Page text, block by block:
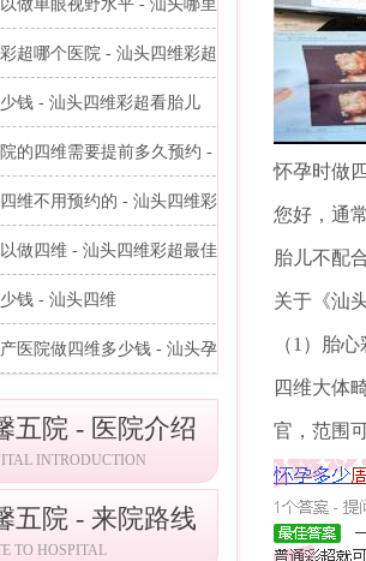
做单眼视野水平 - 汕头哪里...
超哪个医院 - 汕头四维彩超...
钱 - 汕头四维彩超看胎儿
的四维需要提前多久预约 - ...
维不用预约的 - 汕头四维彩...
做四维 - 汕头四维彩超最佳...
钱 - 汕头四维
医院做四维多少钱 - 汕头孕...
五院 - 医院介绍
INTRODUCTION
五院 - 来院路线
TO HOSPITAL
怀孕时做
您好，通
胎儿不配
关于《汕
（1）胎
四维大体
官，范围